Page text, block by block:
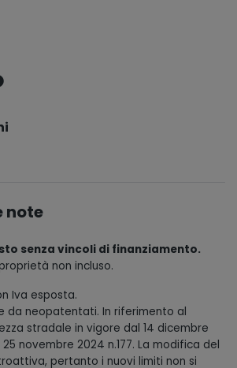
note
senza vincoli di finanziamento.
non incluso.
Iva esposta.
da neopatentati. In riferimento al
stradale in vigore dal 14 dicembre
novembre 2024 n.177. La modifica del
pertanto i nuovi limiti non si